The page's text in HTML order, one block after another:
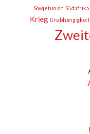
Sowjetunion Südafrika
Krieg Unabhängigkeit